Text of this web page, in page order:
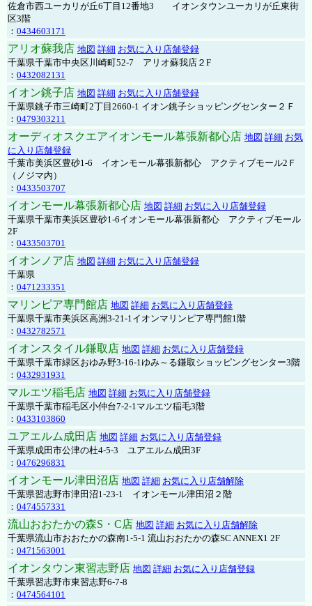
佐倉市西ユーカリが丘6丁目12番地3 イオンタウンユーカリが丘東街
区3階
： 0434603171
アリオ蘇我店 地図 詳細 お気に入り店舗登録
千葉県千葉市中央区川崎町52-7 アリオ蘇我店２F
： 0432082131
イオン銚子店 地図 詳細 お気に入り店舗登録
千葉県銚子市三崎町2丁目2660-1 イオン銚子ショッピングセンター２Ｆ
： 0479303211
オーディオスクエアイオンモール幕張新都心店 地図 詳細 お気
に入り店舗登録
千葉市美浜区豊砂1-6 イオンモール幕張新都心 アクティブモール2Ｆ
（ノジマ内）
： 0433503707
イオンモール幕張新都心店 地図 詳細 お気に入り店舗登録
千葉県千葉市美浜区豊砂1-6イオンモール幕張新都心 アクティブモール
2F
： 0433503701
イオンノア店 地図 詳細 お気に入り店舗登録
千葉県
： 0471233351
マリンピア専門館店 地図 詳細 お気に入り店舗登録
千葉県千葉市美浜区高洲3-21-1イオンマリンピア専門館1階
： 0432782571
イオンスタイル鎌取店 地図 詳細 お気に入り店舗登録
千葉県千葉市緑区おゆみ野3-16-1ゆみ～る鎌取ショッピングセンター3階
： 0432931931
マルエツ稲毛店 地図 詳細 お気に入り店舗登録
千葉県千葉市稲毛区小仲台7-2-1マルエツ稲毛3階
： 0433103860
ユアエルム成田店 地図 詳細 お気に入り店舗登録
千葉県成田市公津の杜4-5-3 ユアエルム成田3F
： 0476296831
イオンモール津田沼店 地図 詳細 お気に入り店舗解除
千葉県習志野市津田沼1-23-1 イオンモール津田沼２階
： 0474557331
流山おおたかの森S・C店 地図 詳細 お気に入り店舗解除
千葉県流山市おおたかの森南1-5-1 流山おおたかの森SC ANNEX1 2F
： 0471563001
イオンタウン東習志野店 地図 詳細 お気に入り店舗登録
千葉県習志野市東習志野6-7-8
： 0474564101